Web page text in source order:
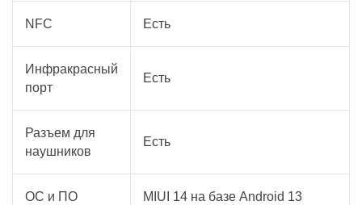
NFC Есть
Инфракрасный
порт
Есть
Разъем для
наушников
Есть
ОС и ПО MIUI 14 на базе Android 13